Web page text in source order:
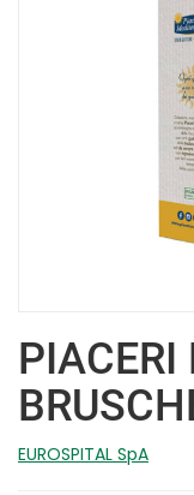
PIACERI
EUROSPITAL SpA